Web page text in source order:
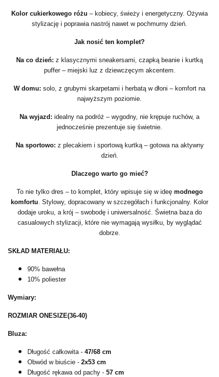
Kolor cukierkowego różu – kobiecy, świeży i energetyczny. Ożywia
stylizację i poprawia nastrój nawet w pochmurny dzień.
Jak nosić ten komplet?
Na co dzień: z klasycznymi sneakersami, czapką beanie i kurtką
puffer – miejski luz z dziewczęcym akcentem.
W domu: solo, z grubymi skarpetami i herbatą w dłoni – komfort na
najwyższym poziomie.
Na wyjazd: idealny na podróż – wygodny, nie krępuje ruchów, a
jednocześnie prezentuje się świetnie.
Na sportowo: z plecakiem i sportową kurtką – gotowa na aktywny
dzień.
Dlaczego warto go mieć?
To nie tylko dres – to komplet, który wpisuje się w ideę modnego
komfortu. Stylowy, dopracowany w szczegółach i funkcjonalny. Kolor
dodaje uroku, a krój – swobodę i uniwersalność. Świetna baza do
casualowych stylizacji, które nie wymagają wysiłku, by wyglądać
dobrze.
SKŁAD MATERIAŁU:
90% bawełna
10% poliester
Wymiary:
ROZMIAR ONESIZE(36-40)
Bluza:
Długość całkowita - 47/68 cm
Obwód w biuście - 2x53 cm
Długość rękawa od pachy - 57 cm